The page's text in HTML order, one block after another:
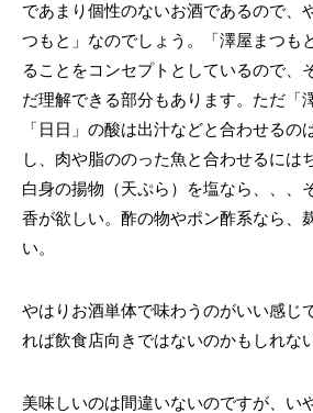
であまり個性のないお酒であるので、
つもと」なのでしょう。「澤屋まつも
ることをコンセプトとしているので、
だ理解できる部分もあります。ただ「
「日日」の酸は出汁などと合わせるの
し、肉や脂ののった魚と合わせるには
白身の揚物（天ぷら）を塩なら、、、
香が欲しい。酢の物やポン酢系なら、
い。
やはりお酒単体で味わうのがいい感じ
れば飲食店向きではないのかもしれない
美味しいのは間違いないのですが、い